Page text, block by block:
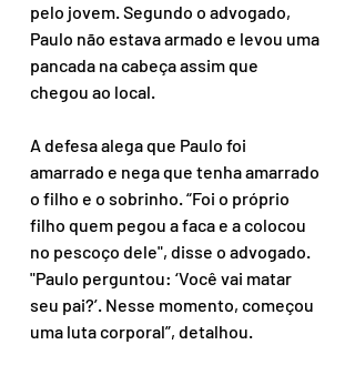
pelo jovem. Segundo o advogado,
Paulo não estava armado e levou uma
pancada na cabeça assim que
chegou ao local.
A defesa alega que Paulo foi
amarrado e nega que tenha amarrado
o filho e o sobrinho. “Foi o próprio
filho quem pegou a faca e a colocou
no pescoço dele", disse o advogado.
"Paulo perguntou: ‘Você vai matar
seu pai?’. Nesse momento, começou
uma luta corporal”, detalhou.